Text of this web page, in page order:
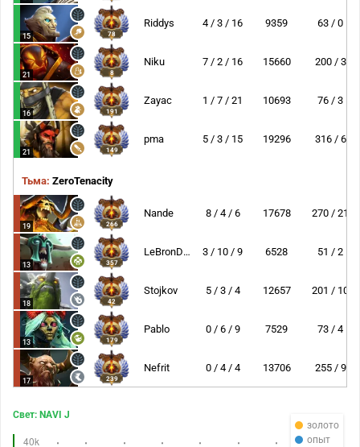
15 78
Riddys 4 / 3 / 16 9359 63 / 0
21 8
Niku 7 / 2 / 16 15660 200 / 3
16 191
Zayac 1 / 7 / 21 10693 76 / 3
21 149
pma 5 / 3 / 15 19296 316 / 6
Тьма: ZeroTenacity
19 266
Nande 8 / 4 / 6 17678 270 / 21
13 357
LeBronDota 3 / 10 / 9 6528 51 / 2
18 42
Stojkov 5 / 3 / 4 12657 201 / 10
13 179
Pablo 0 / 6 / 9 7529 73 / 4
17 239
Nefrit 0 / 4 / 4 13706 255 / 9
золото
опыт
Свет: NAVI J